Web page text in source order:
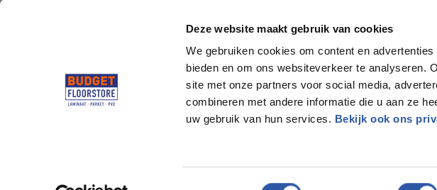
Deze website maakt gebruik van cookies
We gebruiken cookies om content en
bieden en om ons websiteverkeer te analyseren.
site met onze partners voor social media,
combineren met andere informatie die u aan ze
uw gebruik van hun services. Bekijk ook ons
Toestemmingsselectie
@budgetfloorstore01